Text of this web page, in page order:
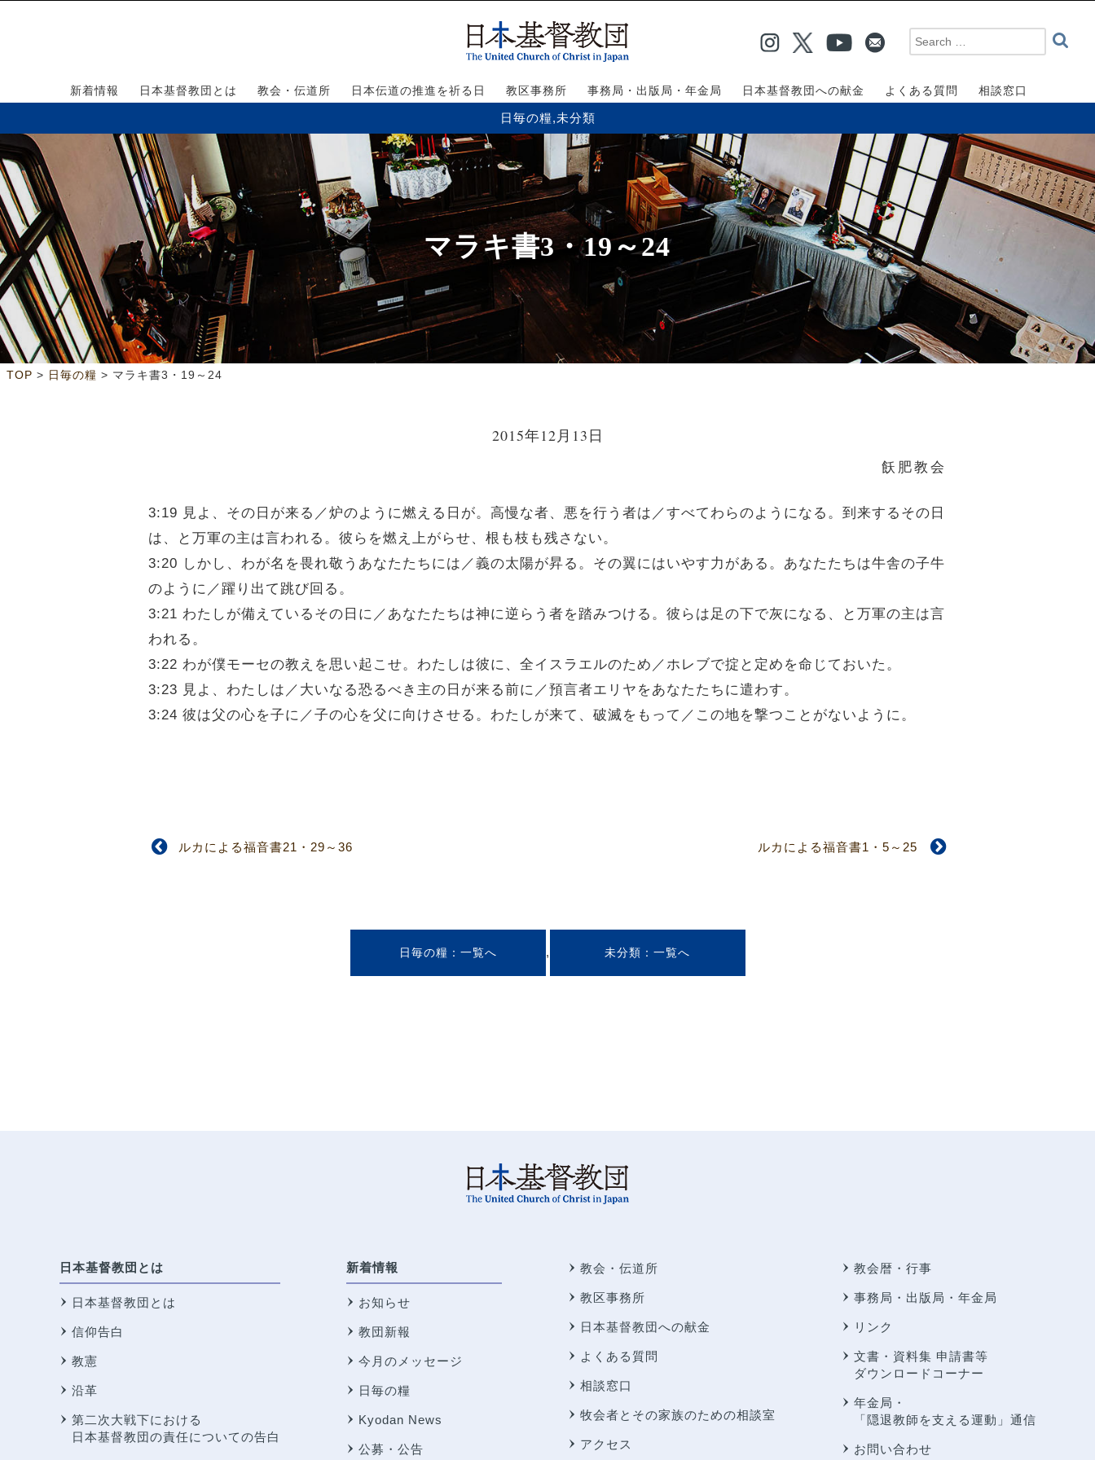
新着情報 日本基督教団とは 教会・伝道所 日本伝道の推進を祈る日 教区事務所 事務局・出版局・年金局 日本基督教団への献金 よくある質問 相談窓口
日毎の糧,未分類
マラキ書3・19～24
TOP > 日毎の糧 > マラキ書3・19～24
2015年12月13日
飫肥教会
3:19 見よ、その日が来る／炉のように燃える日が。高慢な者、悪を行う者は／すべてわらのようになる。到来するその日
は、と万軍の主は言われる。彼らを燃え上がらせ、根も枝も残さない。
3:20 しかし、わが名を畏れ敬うあなたたちには／義の太陽が昇る。その翼にはいやす力がある。あなたたちは牛舎の子牛
のように／躍り出て跳び回る。
3:21 わたしが備えているその日に／あなたたちは神に逆らう者を踏みつける。彼らは足の下で灰になる、と万軍の主は言
われる。
3:22 わが僕モーセの教えを思い起こせ。わたしは彼に、全イスラエルのため／ホレブで掟と定めを命じておいた。
3:23 見よ、わたしは／大いなる恐るべき主の日が来る前に／預言者エリヤをあなたたちに遣わす。
3:24 彼は父の心を子に／子の心を父に向けさせる。わたしが来て、破滅をもって／この地を撃つことがないように。
ルカによる福音書21・29～36 ルカによる福音書1・5～25
日毎の糧 , 未分類
日本基督教団とは
日本基督教団とは
信仰告白
教憲
沿革
第二次大戦下における
日本基督教団の責任についての告白
新着情報
お知らせ
教団新報
今月のメッセージ
日毎の糧
Kyodan News
公募・公告
教会・伝道所
教区事務所
日本基督教団への献金
よくある質問
相談窓口
牧会者とその家族のための相談室
アクセス
教会暦・行事
事務局・出版局・年金局
リンク
文書・資料集 申請書等
ダウンロードコーナー
年金局・
「隠退教師を支える運動」通信
お問い合わせ